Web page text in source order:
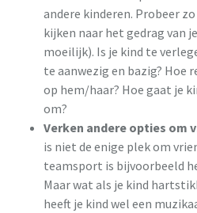
andere kinderen. Probeer
kijken naar het gedrag van
moeilijk). Is je kind te
te aanwezig en bazig? Hoe
op hem/haar? Hoe gaat je
om?
Verken andere opties om
is niet de enige plek om
teamsport is bijvoorbeeld
Maar wat als je kind
heeft je kind wel een